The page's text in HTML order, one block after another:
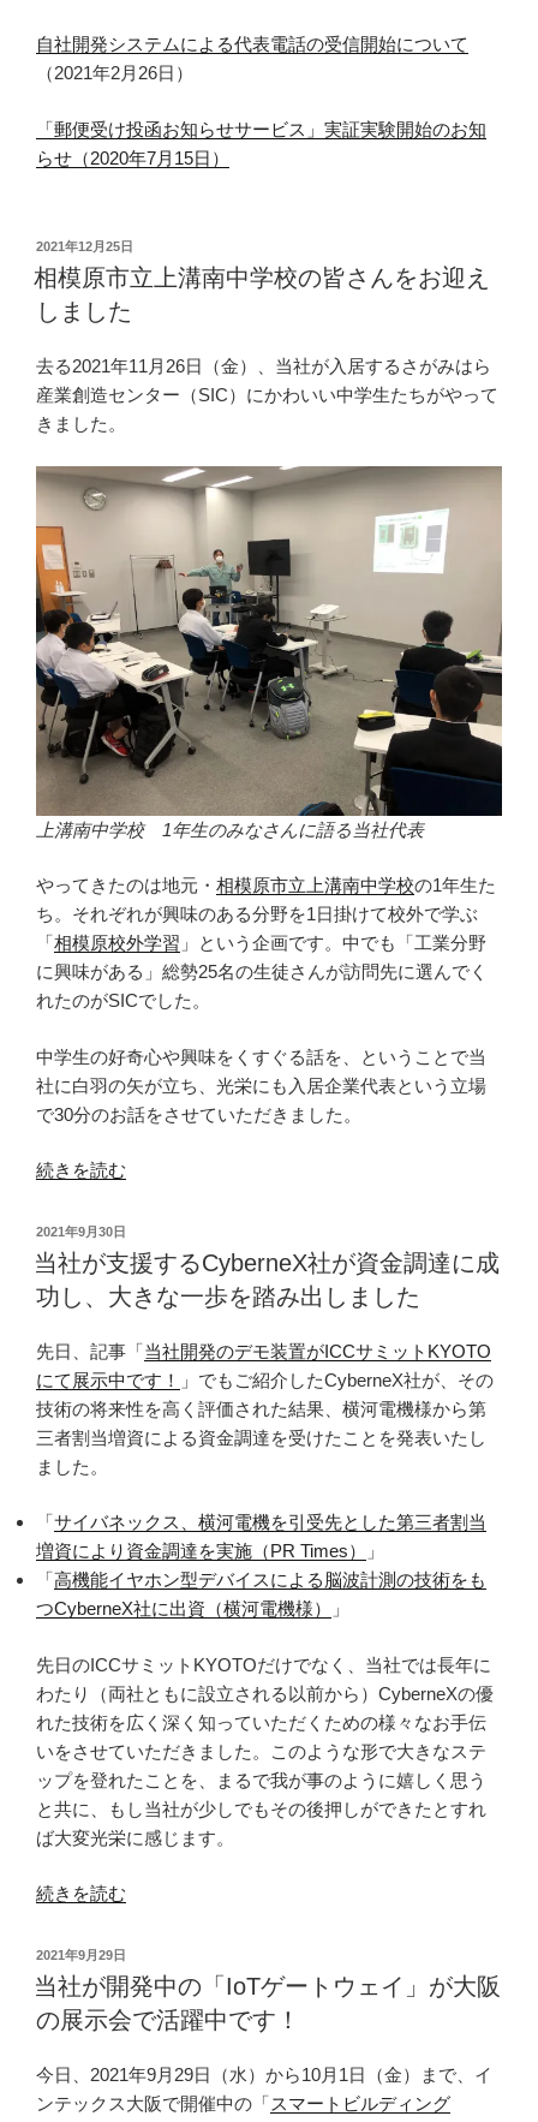
自社開発システムによる代表電話の受信開始について
（2021年2月26日）
「郵便受け投函お知らせサービス」実証実験開始のお知
らせ（2020年7月15日）
投
稿
日:
2021年12月25日
相模原市立上溝南中学校の皆さんをお迎え
しました
去る2021年11月26日（金）、当社が入居するさがみはら
産業創造センター（SIC）にかわいい中学生たちがやって
きました。
上溝南中学校 1年生のみなさんに語る当社代表
やってきたのは地元・ 相模原市立上溝南中学校の1年生た
ち。それぞれが興味のある分野を1日掛けて校外で学ぶ
「相模原校外学習 」という企画です。中でも「工業分野
に興味がある」総勢25名の生徒さんが訪問先に選んでく
れたのがSICでした。
中学生の好奇心や興味をくすぐる話を、ということで当
社に白羽の矢が立ち、光栄にも入居企業代表という立場
で30分のお話をさせていただきました。
“相
原
市
立
上
溝
南
中
学
校
皆
さ
ん
を
迎
え
し
ま
し
た”
の
続きを読む
投
稿
日:
2021年9月30日
当社が支援するCyberneX社が資金調達に成
功し、大きな一歩を踏み出しました
先日、記事「当社開発のデモ装置がICCサミットKYOTO
にて展示中です！
」でもご紹介したCyberneX社が、その
技術の将来性を高く評価された結果、横河電機様から第
三者割当増資による資金調達を受けたことを発表いたし
ました。
「サイバネックス、横河電機を引受先とした第三者割当
増資により資金調達を実施（PR Times）
」
「高機能イヤホン型デバイスによる脳波計測の技術をも
つCyberneX社に出資（横河電機様）
」
先日のICCサミットKYOTOだけでなく、当社では長年に
わたり（両社ともに設立される以前から）CyberneXの優
れた技術を広く深く知っていただくための様々なお手伝
いをさせていただきました。このような形で大きなステ
ップを登れたことを、まるで我が事のように嬉しく思う
と共に、もし当社が少しでもその後押しができたとすれ
ば大変光栄に感じます。
“当
が
支
す
る
CyberneX
続きを読む
投
稿
日:
2021年9月29日
当社が開発中の「IoTゲートウェイ」が大阪
の展示会で活躍中です！
今日、2021年9月29日（水）から10月1日（金）まで、イ
ンテックス大阪で開催中の「スマートビルディング